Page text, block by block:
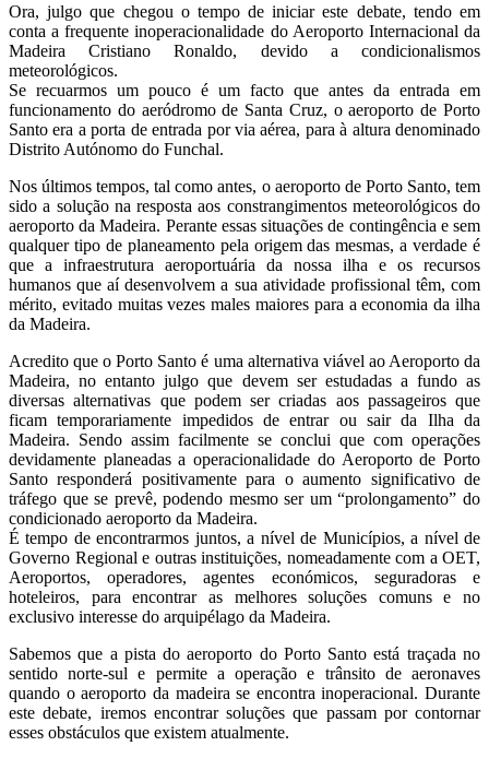
Ora, julgo que chegou o tempo de iniciar este debate, tendo em
conta a frequente inoperacionalidade do Aeroporto Internacional da
Madeira Cristiano Ronaldo, devido a condicionalismos
meteorológicos.
Se recuarmos um pouco é um facto que antes da entrada em
funcionamento do aeródromo de Santa Cruz, o aeroporto de Porto
Santo era a porta de entrada por via aérea, para à altura denominado
Distrito Autónomo do Funchal.
Nos últimos tempos, tal como antes, o aeroporto de Porto Santo, tem
sido a solução na resposta aos constrangimentos meteorológicos do
aeroporto da Madeira. Perante essas situações de contingência e sem
qualquer tipo de planeamento pela origem das mesmas, a verdade é
que a infraestrutura aeroportuária da nossa ilha e os recursos
humanos que aí desenvolvem a sua atividade profissional têm, com
mérito, evitado muitas vezes males maiores para a economia da ilha
da Madeira.
Acredito que o Porto Santo é uma alternativa viável ao Aeroporto da
Madeira, no entanto julgo que devem ser estudadas a fundo as
diversas alternativas que podem ser criadas aos passageiros que
ficam temporariamente impedidos de entrar ou sair da Ilha da
Madeira. Sendo assim facilmente se conclui que com operações
devidamente planeadas a operacionalidade do Aeroporto de Porto
Santo responderá positivamente para o aumento significativo de
tráfego que se prevê, podendo mesmo ser um “prolongamento” do
condicionado aeroporto da Madeira.
É tempo de encontrarmos juntos, a nível de Municípios, a nível de
Governo Regional e outras instituições, nomeadamente com a OET,
Aeroportos, operadores, agentes económicos, seguradoras e
hoteleiros, para encontrar as melhores soluções comuns e no
exclusivo interesse do arquipélago da Madeira.
Sabemos que a pista do aeroporto do Porto Santo está traçada no
sentido norte-sul e permite a operação e trânsito de aeronaves
quando o aeroporto da madeira se encontra inoperacional. Durante
este debate, iremos encontrar soluções que passam por contornar
esses obstáculos que existem atualmente.